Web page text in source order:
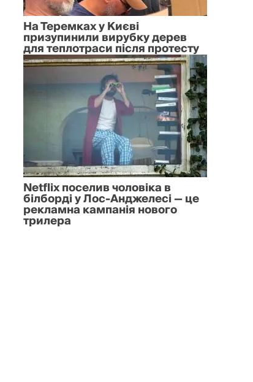
На Теремках у Києві
призупинили вирубку дерев
для теплотраси після протесту
Netflix поселив чоловіка в
білборді у Лос-Анджелесі — це
рекламна кампанія нового
трилера